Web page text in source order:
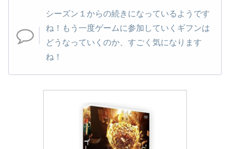
シーズン１からの続きになっているようです
ね！もう一度ゲームに参加していくギフンは
どうなっていくのか、すごく気になります
ね！